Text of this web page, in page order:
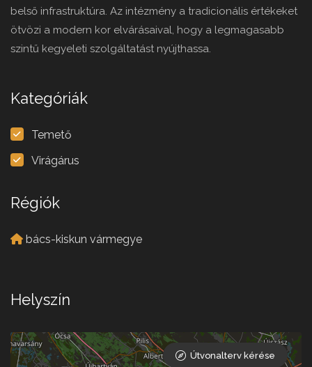
belső infrastruktúra. Az intézmény a tradicionális értékeket
ötvözi a modern kor elvárásaival, hogy a legmagasabb
szintű kegyeleti szolgáltatást nyújthassa.
Kategóriák
Temető
Virágárus
Régiók
bács-kiskun vármegye
Helyszín
Útvonalterv kérése